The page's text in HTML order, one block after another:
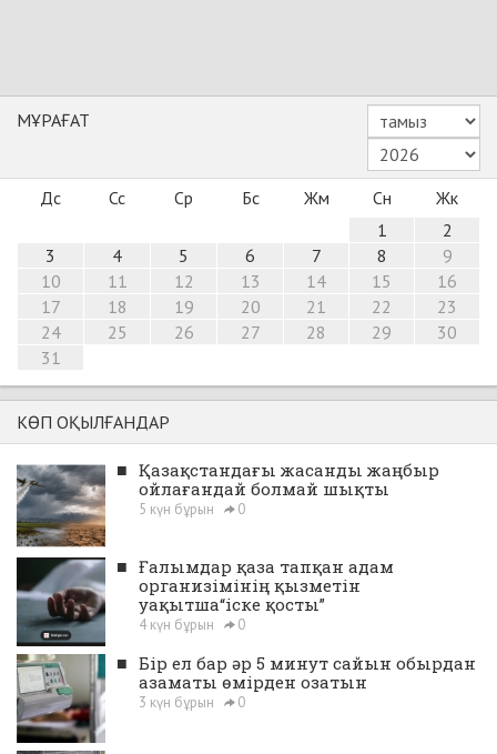
МҰРАҒАТ
Дс Сс Ср Бс Жм Сн
Жк
1
2
3
4 5 6 7 8
9
10
11 12 13 14 15
16
17
18 19 20 21 22
23
24
25 26 27 28 29
30
31
КӨП ОҚЫЛҒАНДАР
■ Қазақстандағы жасанды жаңбыр
ойлағандай болмай шықты
5 күн бұрын 0
■ Ғалымдар қаза тапқан адам
организімінің қызметін
уақытша“іске қосты”
4 күн бұрын 0
■ Бір ел бар әр 5 минут сайын обырдан
азаматы өмірден озатын
3 күн бұрын 0